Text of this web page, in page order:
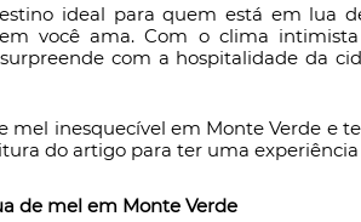
ideal para quem está em lua
você ama. Com o clima
com a hospitalidade da
mel inesquecível em Monte Verde e
do artigo para ter uma
de mel em Monte Verde